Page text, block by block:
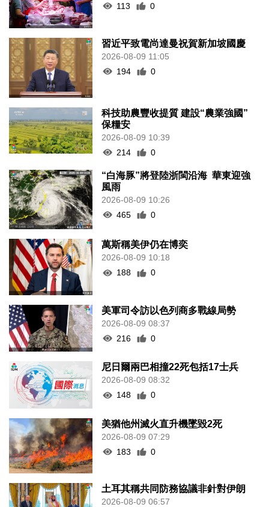
113
0
習近平致電尚達曼祝賀新加坡國慶
2026-08-09 11:05
194
0
科技助農豐收提質 建設“農業強國”
保糧安
2026-08-09 10:39
214
0
“白海豚”將登陸浙閩沿海 華東迎強
風雨
2026-08-09 10:26
465
0
萬斯稱美伊仍在博奕
2026-08-09 10:18
188
0
美軍司令訪以色列商多戰線局勢
2026-08-09 08:37
216
0
尼日爾兩巴相撞22死包括17士兵
2026-08-09 08:32
148
0
美猶他州滅火直升機墜毀2死
2026-08-09 07:29
183
0
土耳其稱共同防務協議非針對伊朗
2026-08-09 06:57